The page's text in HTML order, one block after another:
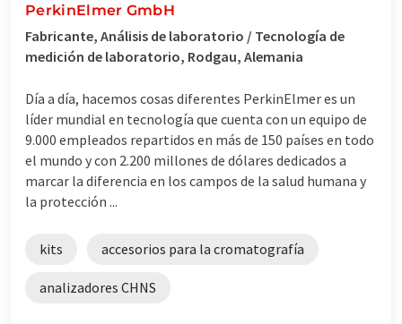
PerkinElmer GmbH
Fabricante, Análisis de laboratorio / Tecnología de
medición de laboratorio, Rodgau, Alemania
Día a día, hacemos cosas diferentes PerkinElmer es un
líder mundial en tecnología que cuenta con un equipo de
9.000 empleados repartidos en más de 150 países en todo
el mundo y con 2.200 millones de dólares dedicados a
marcar la diferencia en los campos de la salud humana y
la protección ...
kits accesorios para la cromatografía
analizadores CHNS